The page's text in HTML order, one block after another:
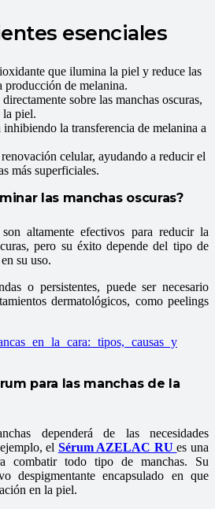
esenciales
que ilumina la piel y reduce las
producción de melanina.
directamente sobre las manchas oscuras,
la piel.
inhibiendo la transferencia de melanina a
celular, ayudando a reducir el
más superficiales.
las manchas oscuras?
altamente efectivos para reducir la
pero su éxito depende del tipo de
su uso.
o persistentes, puede ser necesario
dermatológicos, como peelings
en la cara: tipos, causas y
para las manchas de la
dependerá de las necesidades
el Sérum AZELAC RUes una
combatir todo tipo de manchas. Su
despigmentante encapsulado enque
en la piel.